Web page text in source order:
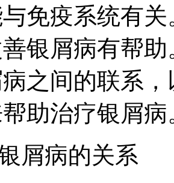
免疫系统有
银屑病有帮
之间的联系
助治疗银屑病
屑病的关系